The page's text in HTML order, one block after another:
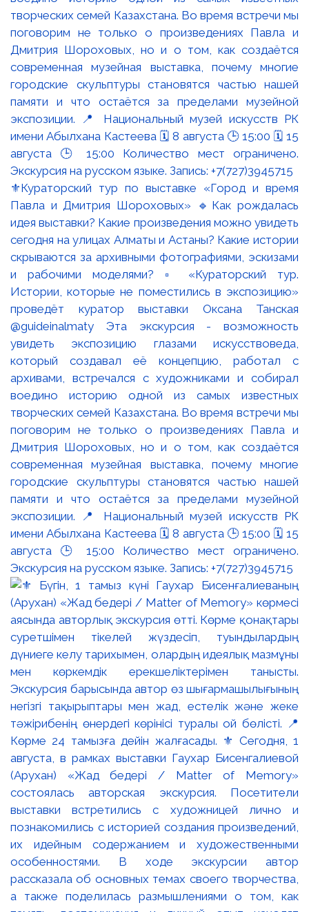
⚜️Кураторский тур по выставке «Город и время
Павла и Дмитрия Шороховых» 🔹Как рождалась
идея выставки? Какие произведения можно увидеть
сегодня на улицах Алматы и Астаны? Какие истории
скрываются за архивными фотографиями, эскизами
и рабочими моделями? ▫️ «Кураторский тур.
Истории, которые не поместились в экспозицию»
проведёт куратор выставки Оксана Танская
@guideinalmaty Эта экскурсия - возможность
увидеть экспозицию глазами искусствоведа,
который создавал её концепцию, работал с
архивами, встречался с художниками и собирал
воедино историю одной из самых известных
творческих семей Казахстана. Во время встречи мы
поговорим не только о произведениях Павла и
Дмитрия Шороховых, но и о том, как создаётся
современная музейная выставка, почему многие
городские скульптуры становятся частью нашей
памяти и что остаётся за пределами музейной
экспозиции. 📍 Национальный музей искусств РК
имени Абылхана Кастеева 🗓 8 августа 🕒 15:00 🗓 15
августа 🕒 15:00 Количество мест ограничено.
Экскурсия на русском языке. Запись: +7(727)3945715